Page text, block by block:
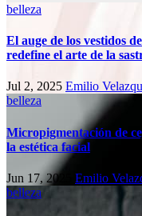
belleza
El auge de los vestidos
redefine el arte de la
Jul 2, 2025 Emilio
belleza
Micropigmentación de
la estética facial
Jun 17, 2025 Emilio
belleza